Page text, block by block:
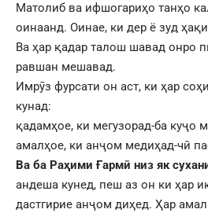
Матолиб ва ифшогариҳо танҳо
оинаанд. Оинае, ки дер ё зуд
Ва ҳар қадар талош шавад онро
равшан мешавад.
Имрӯз фурсати он аст, ки ҳар
кунад:
қадамҳое, ки мегузорад-ба куҷо
амалҳое, ки анҷом медиҳад-чӣ
Ва ба Раҳими Ғармӣ низ як
андеша кунед, пеш аз он ки ҳар
дастгирие анҷом диҳед. Ҳар